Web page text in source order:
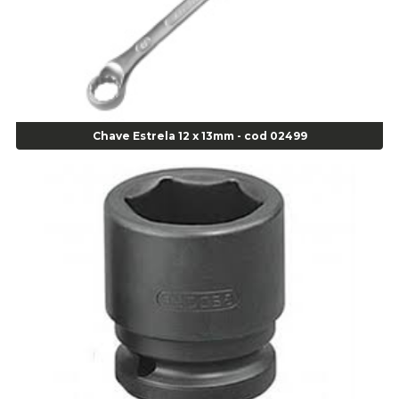
Agulha Escariadora Passeio - Cod 02978
Agulha Escariadora/ Alargadora Caminhão - COD. 02342
Agulha Inserto Pneu s/ câmara - Caminhão - Cod 01909
Agulha Inserto Pneu s/ câmara - Moto - cod 02973
Agulha para Aplicação Vipstem- Vipal - Cod 02558
Alicate Anéis Interno Reto 3.3/8 pol x 6.1/2 pol - cod 00977
Alicate Bico Curvo - Cod 01781
Alicate Bico Reto Tipo Telefone - Cod 02911
Alicate Bomba D Água - Cod 01326
Alicate Corte Diagonal - Cod 02138
Alicate Corte Frontal - Cod 02685
Alicate Corte Frontal - Cod 02685
Chave Estrela 12 x 13mm - cod 02499